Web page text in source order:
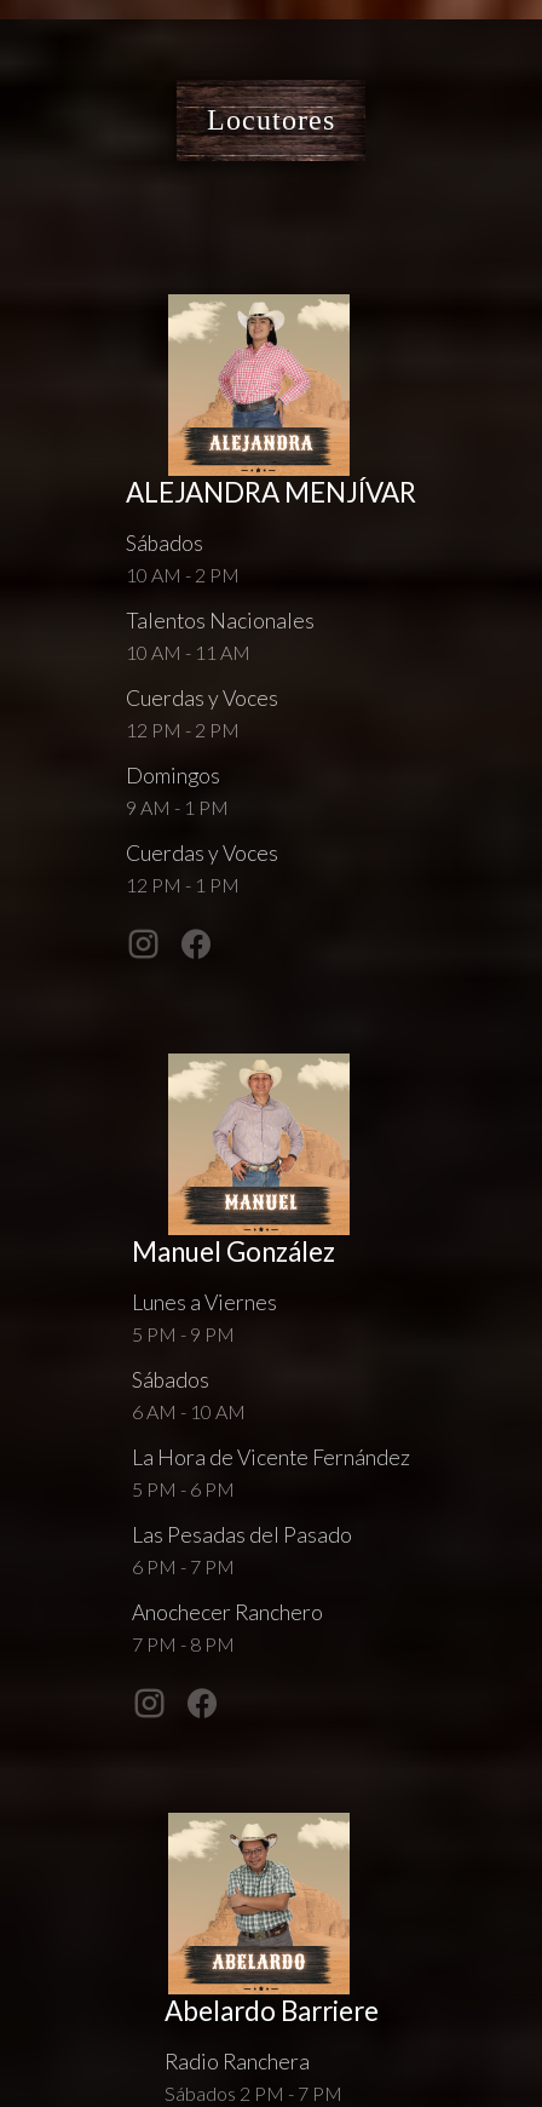
Locutores
ALEJANDRA MENJÍVAR
Sábados
10 AM - 2 PM
Talentos Nacionales
10 AM - 11 AM
Cuerdas y Voces
12 PM - 2 PM
Domingos
9 AM - 1 PM
Cuerdas y Voces
12 PM - 1 PM
Manuel González
Lunes a Viernes
5 PM - 9 PM
Sábados
6 AM - 10 AM
La Hora de Vicente Fernández
5 PM - 6 PM
Las Pesadas del Pasado
6 PM - 7 PM
Anochecer Ranchero
7 PM - 8 PM
Abelardo Barriere
Radio Ranchera
Sábados 2 PM - 7 PM